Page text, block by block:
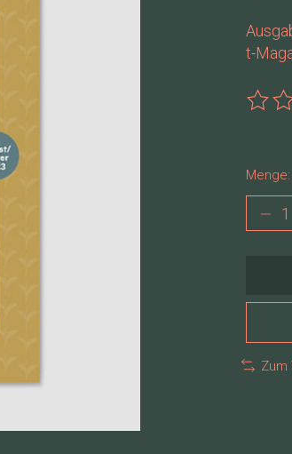
t-
Die
Menge:
Zum